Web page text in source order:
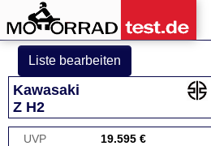
Liste bearbeiten
Kawasaki
Z H2
UVP
19.595 €